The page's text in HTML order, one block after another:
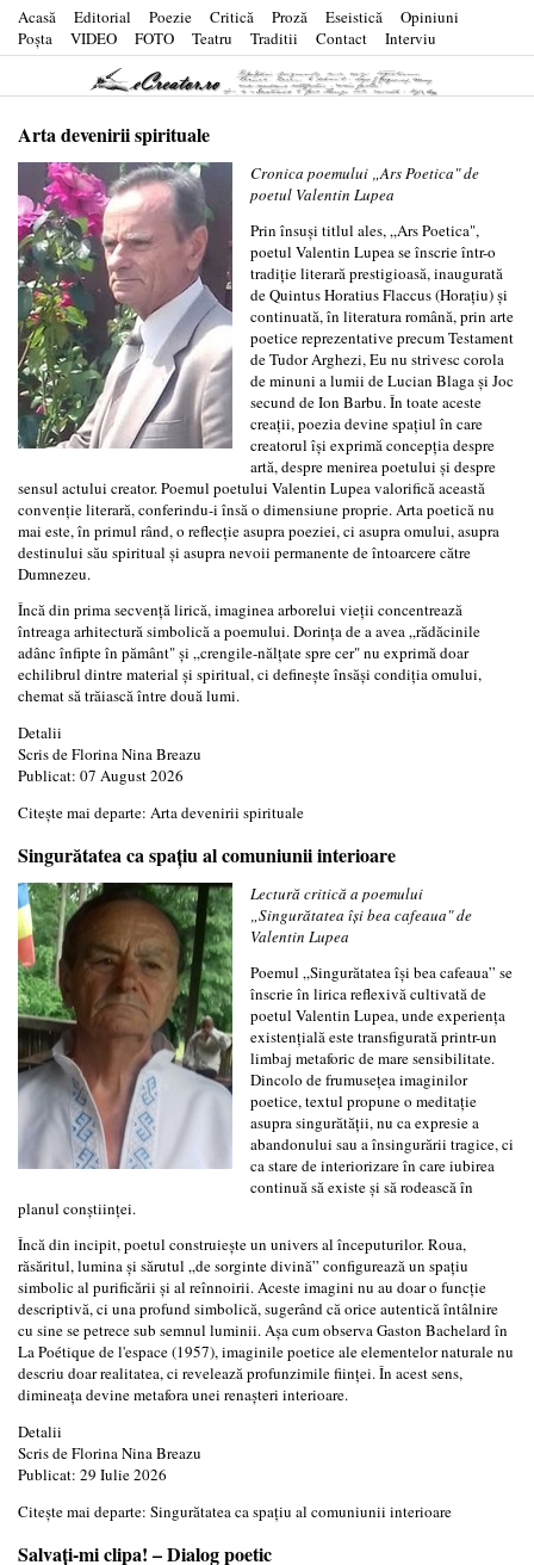
Acasă Editorial Poezie Critică Proză Eseistică
Opiniuni
Poşta
VIDEO FOTO Teatru Traditii Contact Interviu
Arta devenirii spirituale
Cronica poemului „Ars Poetica" de
poetul Valentin Lupea
Prin însuși titlul ales, „Ars Poetica",
poetul Valentin Lupea se înscrie într-o
tradiție literară prestigioasă, inaugurată
de Quintus Horatius Flaccus (Horațiu) și
continuată, în literatura română, prin arte
poetice reprezentative precum Testament
de Tudor Arghezi, Eu nu strivesc corola
de minuni a lumii de Lucian Blaga și Joc
secund de Ion Barbu. În toate aceste
creații, poezia devine spațiul în care
creatorul își exprimă concepția despre
artă, despre menirea poetului și despre
sensul actului creator. Poemul poetului Valentin Lupea valorifică această
convenție literară, conferindu-i însă o dimensiune proprie. Arta poetică nu
mai este, în primul rând, o reflecție asupra poeziei, ci asupra omului, asupra
destinului său spiritual și asupra nevoii permanente de întoarcere către
Dumnezeu.
Încă din prima secvență lirică, imaginea arborelui vieții concentrează
întreaga arhitectură simbolică a poemului. Dorința de a avea „rădăcinile
adânc înfipte în pământ" și „crengile-nălțate spre cer" nu exprimă doar
echilibrul dintre material și spiritual, ci definește însăși condiția omului,
chemat să trăiască între două lumi.
Detalii
Scris deFlorina Nina Breazu
Publicat: 07 August 2026
Citește mai departe: Arta devenirii spirituale
Singurătatea ca spațiu al comuniunii interioare
Lectură critică a poemului
„Singurătatea își bea cafeaua" de
Valentin Lupea
Poemul „Singurătatea își bea cafeaua” se
înscrie în lirica reflexivă cultivată de
poetul Valentin Lupea, unde experiența
existențială este transfigurată printr-un
limbaj metaforic de mare sensibilitate.
Dincolo de frumusețea imaginilor
poetice, textul propune o meditație
asupra singurătății, nu ca expresie a
abandonului sau a însingurării tragice, ci
ca stare de interiorizare în care iubirea
continuă să existe și să rodească în
planul conștiinței.
Încă din incipit, poetul construiește un univers al începuturilor. Roua,
răsăritul, lumina și sărutul „de sorginte divină” configurează un spațiu
simbolic al purificării și al reînnoirii. Aceste imagini nu au doar o funcție
descriptivă, ci una profund simbolică, sugerând că orice autentică întâlnire
cu sine se petrece sub semnul luminii. Așa cum observa Gaston Bachelard în
La Poétique de l'espace (1957), imaginile poetice ale elementelor naturale nu
descriu doar realitatea, ci revelează profunzimile ființei. În acest sens,
dimineața devine metafora unei renașteri interioare.
Detalii
Scris deFlorina Nina Breazu
Publicat: 29 Iulie 2026
Citește mai departe: Singurătatea ca spațiu al comuniunii interioare
Salvați-mi clipa! – Dialog poetic